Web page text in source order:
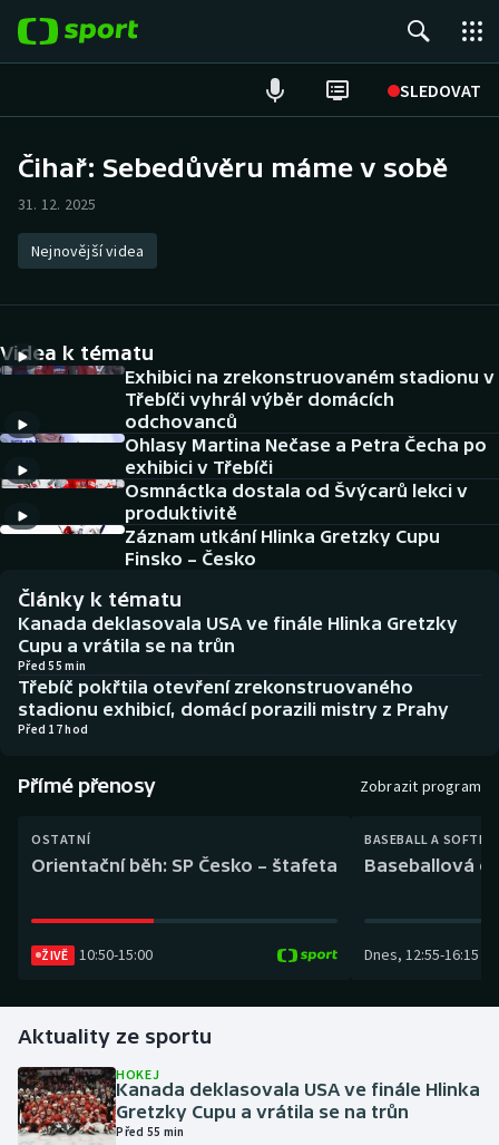
SLEDOVAT
Hokej
Tenis
Atletika
Cyklistika
DALŠÍ SPORTY
Americký fotbal
Baseball a softbal
Biatlon
Boby a skeleton
Box
Curling
Dostihy
Futsal
Gymnastika
Házená
NEPŘEHLÉDNĚTE
Historické návraty
Aplikace ČT sport
AZ kvíz
Čihař: Sebedůvěru máme v sobě
31. 12. 2025
Nejnovější videa
Videa k tématu
Exhibici na zrekonstruovaném stadionu v
Třebíči vyhrál výběr domácích
odchovanců
Ohlasy Martina Nečase a Petra Čecha po
exhibici v Třebíči
Osmnáctka dostala od Švýcarů lekci v
produktivitě
Záznam utkání Hlinka Gretzky Cupu
Finsko – Česko
Články k tématu
Kanada deklasovala USA ve finále Hlinka Gretzky
Cupu a vrátila se na trůn
Před 55 min
Třebíč pokřtila otevření zrekonstruovaného
stadionu exhibicí, domácí porazili mistry z Prahy
Před 17 hod
Přímé přenosy Zobrazit program
OSTATNÍ
Orientační běh: SP Česko – štafeta
ŽIVĚ 10:50-15:00
BASEBALL A
Baseballová
Dnes, 12:55-16:15
Aktuality ze sportu
HOKEJ
Kanada deklasovala USA ve finále Hlinka
Gretzky Cupu a vrátila se na trůn
Před 55 min